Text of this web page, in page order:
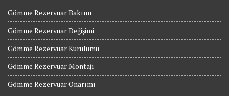
Gömme Rezervuar Bakımı
Gömme Rezervuar Değişimi
Gömme Rezervuar Kurulumu
Gömme Rezervuar Montajı
Gömme Rezervuar Onarımı